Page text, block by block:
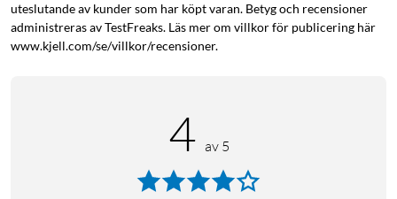
uteslutande av kunder som har köpt varan. Betyg och recensioner
administreras av TestFreaks. Läs mer om villkor för publicering här
www.kjell.com/se/villkor/recensioner.
4 av 5